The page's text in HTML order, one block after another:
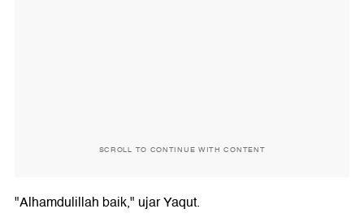
SCROLL TO CONTINUE WITH CONTENT
"Alhamdulillah baik," ujar Yaqut.